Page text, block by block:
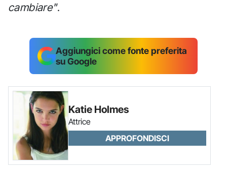
cambiare".
Aggiungici come fonte preferita
su Google
Katie Holmes
Attrice
APPROFONDISCI